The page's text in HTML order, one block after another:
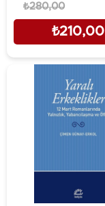
₺210,00
₺280,00